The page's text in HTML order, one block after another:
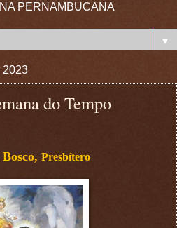
PERNAMBUCANA
▼
2023
do Tempo
Presbítero